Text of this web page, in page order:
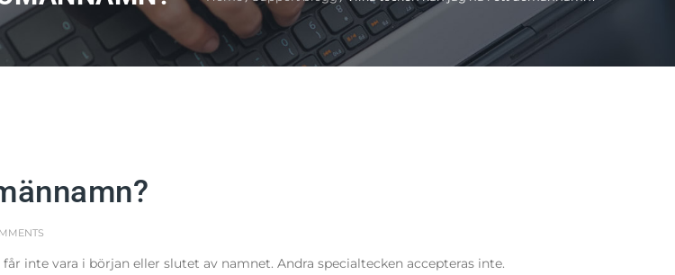
inte vara i början eller slutet av namnet. Andra specialtecken accepteras inte.